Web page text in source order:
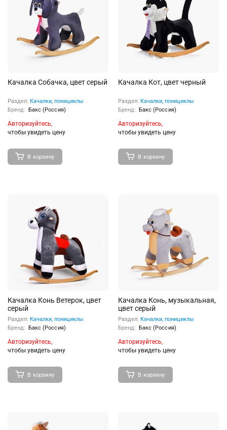
Качалка Собачка, цвет серый
Раздел: Качалки, понициклы
Бренд: Бакс (Россия)
Авторизуйтесь,
чтобы увидеть цену
В корзину
Качалка Кот, цвет черный
Раздел: Качалки, понициклы
Бренд: Бакс (Россия)
Авторизуйтесь,
чтобы увидеть цену
В корзину
Качалка Конь Ветерок, цвет
серый
Раздел: Качалки, понициклы
Бренд: Бакс (Россия)
Авторизуйтесь,
чтобы увидеть цену
В корзину
Качалка Конь, музыкальная,
цвет серый
Раздел: Качалки, понициклы
Бренд: Бакс (Россия)
Авторизуйтесь,
чтобы увидеть цену
В корзину